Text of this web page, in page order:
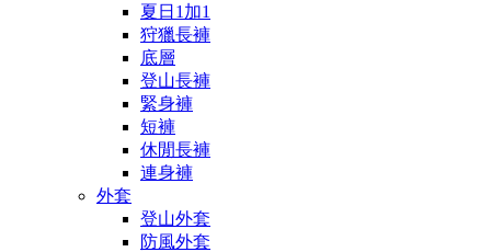
夏日1加1
狩獵長褲
底層
登山長褲
緊身褲
短褲
休閒長褲
連身褲
外套
登山外套
防風外套